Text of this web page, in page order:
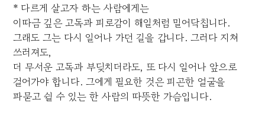
* 다르게 살고자 하는 사람에게는
이따금 깊은 고독과 피로감이 해일처럼 밀어닥칩니다.
그래도 그는 다시 일어나 가던 길을 갑니다. 그러다 지쳐
쓰러져도,
더 무서운 고독과 부딪치더라도, 또 다시 일어나 앞으로
걸어가야 합니다. 그에게 필요한 것은 피곤한 얼굴을
파묻고 쉴 수 있는 한 사람의 따뜻한 가슴입니다.